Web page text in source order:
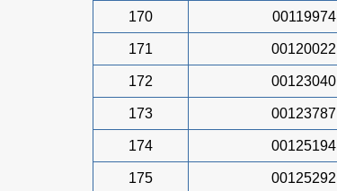
170 00119974
171 00120022
172 00123040
173 00123787
174 00125194
175 00125292